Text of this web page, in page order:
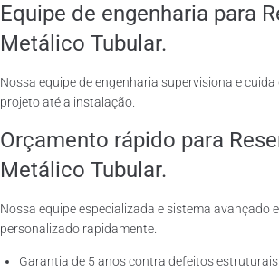
Equipe de engenharia para
Metálico Tubular.
Nossa equipe de engenharia supervisiona e
projeto até a instalação.
Orçamento rápido para
Metálico Tubular.
Nossa equipe especializada e sistema avançado
personalizado rapidamente.
Garantia de 5 anos contra defeitos